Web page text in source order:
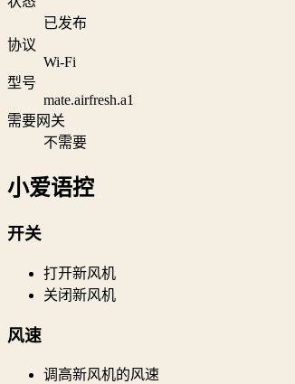
已发布
协议
Wi‑Fi
型号
mate.airfresh.a1
需要网关
不需要
小爱语控
开关
打开新风机
关闭新风机
风速
调高新风机的风速